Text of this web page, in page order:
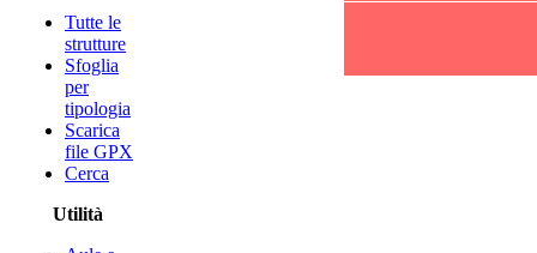
Tutte le
strutture
Sfoglia
per
tipologia
Scarica
file GPX
Cerca
Utilità